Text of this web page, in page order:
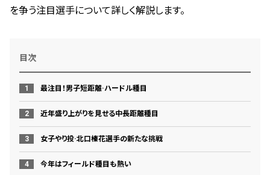
を争う注目選手について詳しく解説します。
目次
最注目！男子短距離·ハードル種目
近年盛り上がりを見せる中長距離種目
女子やり投·北口榛花選手の新たな挑戦
今年はフィールド種目も熱い